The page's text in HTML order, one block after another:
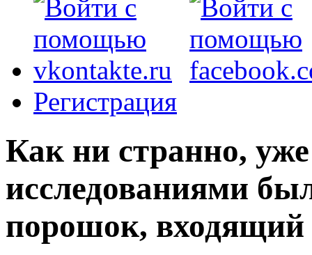
Регистрация
Как ни странно,
исследованиями
порошок, входящий